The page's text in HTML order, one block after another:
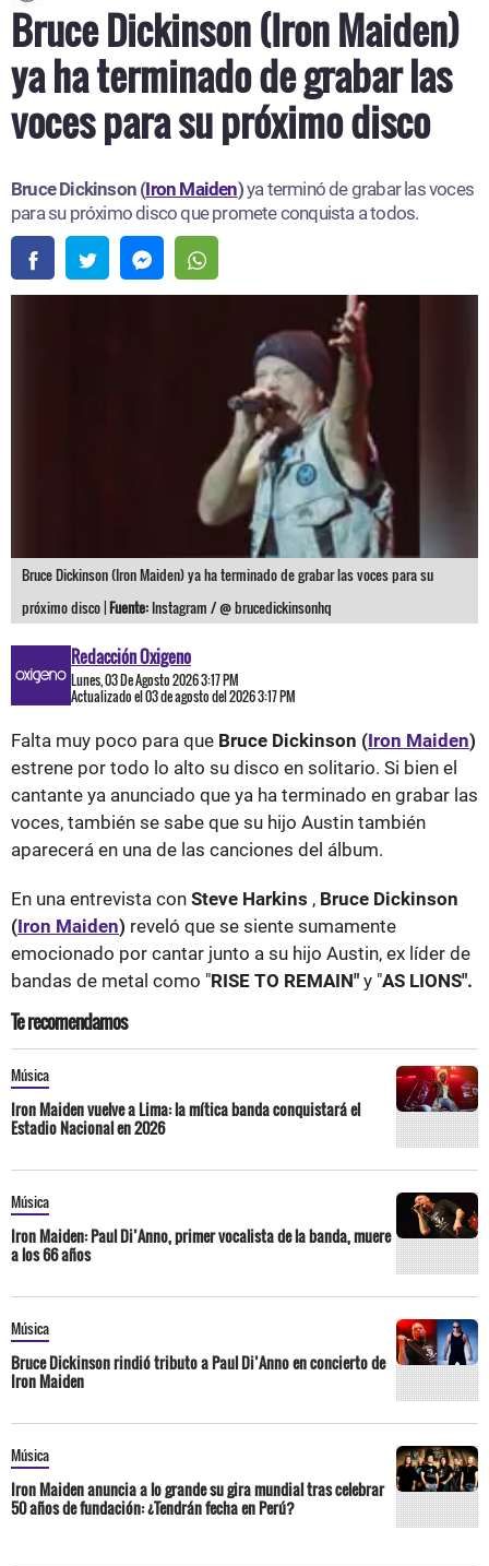
Bruce Dickinson (Iron Maiden)
ya ha terminado de grabar las
voces para su próximo disco
Bruce Dickinson (Iron Maiden)ya terminó de grabar las voces
para su próximo disco que promete conquista a todos.
Bruce Dickinson (Iron Maiden) ya ha terminado de grabar las voces para su
próximo disco |Fuente: Instagram / @ brucedickinsonhq
Redacción Oxigeno
Lunes, 03 De Agosto 2026 3:17 PM
Actualizado el 03 de agosto del 2026 3:17 PM
Falta muy poco para que Bruce Dickinson (Iron Maiden)
estrene por todo lo alto su disco en solitario. Si bien el
cantante ya anunciado que ya ha terminado en grabar las
voces, también se sabe que su hijo Austin también
aparecerá en una de las canciones del álbum.
En una entrevista con Steve Harkins , Bruce Dickinson
(Iron Maiden) reveló que se siente sumamente
emocionado por cantar junto a su hijo Austin, ex líder de
bandas de metal como "RISE TO REMAIN" y "AS LIONS".
Te recomendamos
Música
Iron Maiden vuelve a Lima: la mítica banda conquistará el
Estadio Nacional en 2026
Música
Iron Maiden: Paul Di’Anno, primer vocalista de la banda, muere
a los 66 años
Música
Bruce Dickinson rindió tributo a Paul Di’Anno en concierto de
Iron Maiden
Música
Iron Maiden anuncia a lo grande su gira mundial tras celebrar
50 años de fundación: ¿Tendrán fecha en Perú?